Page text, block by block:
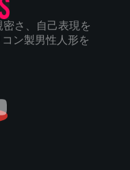
さ、自己表現を
ン製男性人形を